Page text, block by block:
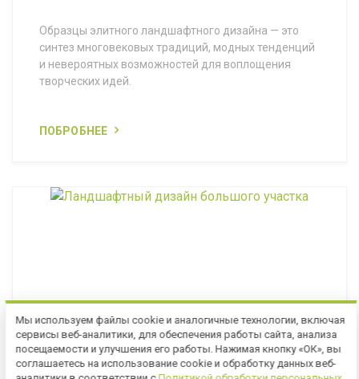
Образцы элитного ландшафтного дизайна — это
синтез многовековых традиций, модных тенденций
и невероятных возможностей для воплощения
творческих идей.
ПОБРОБНЕЕ
Мы используем файлы cookie и аналогичные технологии, включая
сервисы веб-аналитики, для обеспечения работы сайта, анализа
посещаемости и улучшения его работы. Нажимая кнопку «ОК», вы
соглашаетесь на использование cookie и обработку данных веб-